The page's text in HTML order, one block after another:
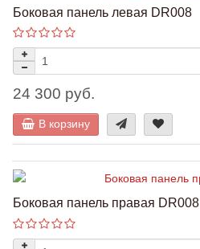
Боковая панель левая DR008
24 300 руб.
В корзину
Боковая панель правая DR008